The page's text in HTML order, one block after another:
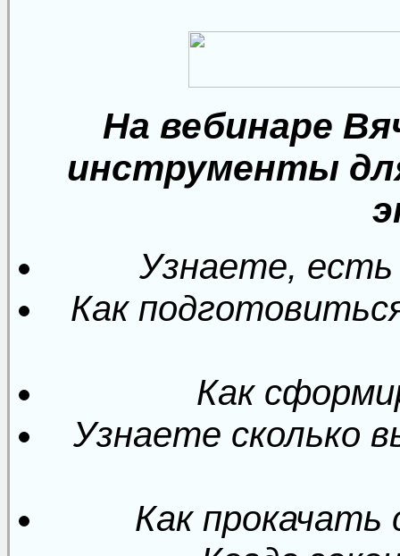
На вебинаре
инструменты
Узнаете,
Как
Как
Узнаете сколько
Как